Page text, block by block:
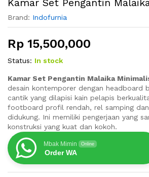
Kamar Set Pengantin
Brand: Indofurnia
Rp 15,500,000
Status: In stock
Kamar Set Pengantin Malaika
desain kontemporer dengan headboard
cantik yang dilapisi kain pelapis
footboard profil rendah, rel samping
didukung. Ini memiliki pengerjaan yang
konstruksi yang kuat dan kokoh.
Mbak Mimin Online
Order WA